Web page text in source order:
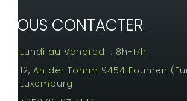
NOUS CONTACTER
Lundi au Vendredi : 8h-17h
12, An der Tomm 9454 Fouhren
Luxemburg